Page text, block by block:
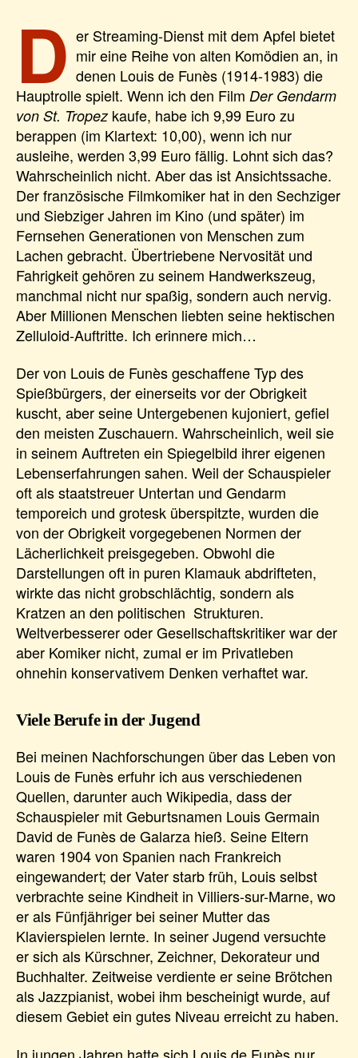
D er Streaming-Dienst mit dem Apfel bietet
mir eine Reihe von alten Komödien an, in
denen Louis de Funès (1914-1983) die
Hauptrolle spielt. Wenn ich den Film Der Gendarm
von St. Tropez kaufe, habe ich 9,99 Euro zu
berappen (im Klartext: 10,00), wenn ich nur
ausleihe, werden 3,99 Euro fällig. Lohnt sich das?
Wahrscheinlich nicht. Aber das ist Ansichtssache.
Der französische Filmkomiker hat in den Sechziger
und Siebziger Jahren im Kino (und später) im
Fernsehen Generationen von Menschen zum
Lachen gebracht. Übertriebene Nervosität und
Fahrigkeit gehören zu seinem Handwerkszeug,
manchmal nicht nur spaßig, sondern auch nervig.
Aber Millionen Menschen liebten seine hektischen
Zelluloid-Auftritte. Ich erinnere mich…
Der von Louis de Funès geschaffene Typ des
Spießbürgers, der einerseits vor der Obrigkeit
kuscht, aber seine Untergebenen kujoniert, gefiel
den meisten Zuschauern. Wahrscheinlich, weil sie
in seinem Auftreten ein Spiegelbild ihrer eigenen
Lebenserfahrungen sahen. Weil der Schauspieler
oft als staatstreuer Untertan und Gendarm
temporeich und grotesk überspitzte, wurden die
von der Obrigkeit vorgegebenen Normen der
Lächerlichkeit preisgegeben. Obwohl die
Darstellungen oft in puren Klamauk abdrifteten,
wirkte das nicht grobschlächtig, sondern als
Kratzen an den politischen Strukturen.
Weltverbesserer oder Gesellschaftskritiker war der
aber Komiker nicht, zumal er im Privatleben
ohnehin konservativem Denken verhaftet war.
Viele Berufe in der Jugend
Bei meinen Nachforschungen über das Leben von
Louis de Funès erfuhr ich aus verschiedenen
Quellen, darunter auch Wikipedia, dass der
Schauspieler mit Geburtsnamen Louis Germain
David de Funès de Galarza hieß. Seine Eltern
waren 1904 von Spanien nach Frankreich
eingewandert; der Vater starb früh, Louis selbst
verbrachte seine Kindheit in Villiers-sur-Marne, wo
er als Fünfjähriger bei seiner Mutter das
Klavierspielen lernte. In seiner Jugend versuchte
er sich als Kürschner, Zeichner, Dekorateur und
Buchhalter. Zeitweise verdiente er seine Brötchen
als Jazzpianist, wobei ihm bescheinigt wurde, auf
diesem Gebiet ein gutes Niveau erreicht zu haben.
In jungen Jahren hatte sich Louis de Funès nur